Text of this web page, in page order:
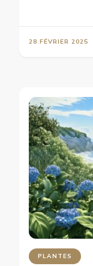
28 FÉVRIER 2025
PLANTES